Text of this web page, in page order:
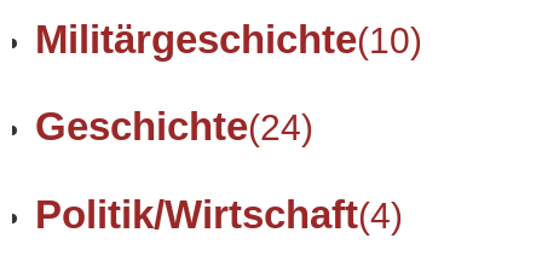
Militärgeschichte(10)
Geschichte(24)
Politik/Wirtschaft(4)